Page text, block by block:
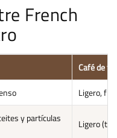
French
Café de
Ligero,
y partículas
Ligero